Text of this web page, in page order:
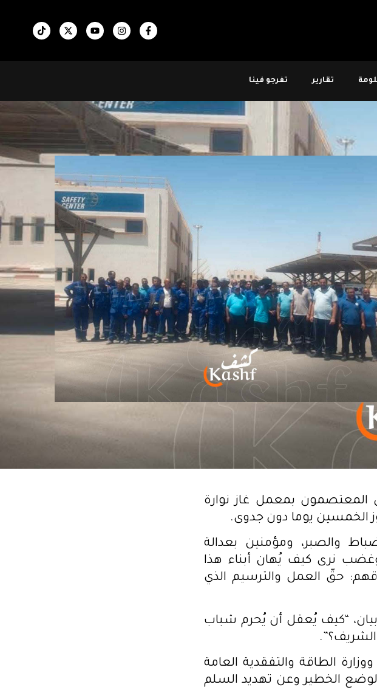
تقارير تفرجو فينا
5 سبتمبر 2025، العمال المعتصمون بمعمل غاز نوارة
الخمسين يوما دون جدوى.
والصبر، ومؤمنين بعدالة
نرى كيف يُهان أبناء هذا
حقّ العمل والترسيم الذي
“كيف يُعقل أن يُحرم شباب
الطاقة والتفقدية العامة
الخطير وعن تهديد السلم